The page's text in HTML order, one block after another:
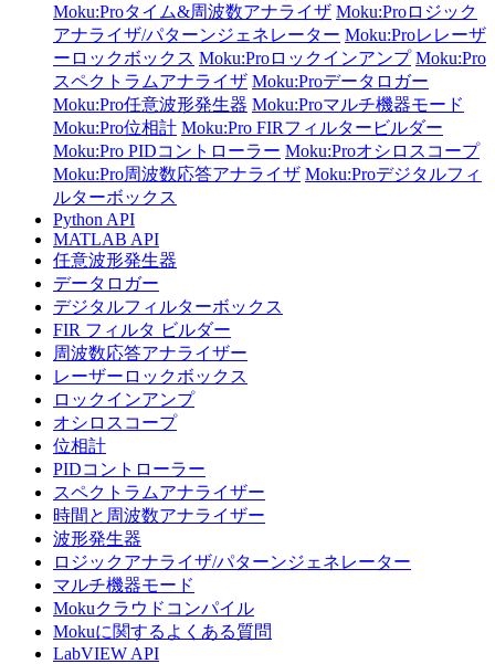
Moku:Proタイム&周波数アナライザ Moku:Proロジック
アナライザ/パターンジェネレーター Moku:Proレレーザ
ーロックボックス Moku:Proロックインアンプ Moku:Pro
スペクトラムアナライザ Moku:Proデータロガー
Moku:Pro任意波形発生器 Moku:Proマルチ機器モード
Moku:Pro位相計 Moku:Pro FIRフィルタービルダー
Moku:Pro PIDコントローラー Moku:Proオシロスコープ
Moku:Pro周波数応答アナライザ Moku:Proデジタルフィ
ルターボックス
Python API
MATLAB API
任意波形発生器
データロガー
デジタルフィルターボックス
FIR フィルタ ビルダー
周波数応答アナライザー
レーザーロックボックス
ロックインアンプ
オシロスコープ
位相計
PIDコントローラー
スペクトラムアナライザー
時間と周波数アナライザー
波形発生器
ロジックアナライザ/パターンジェネレーター
マルチ機器モード
Mokuクラウドコンパイル
Mokuに関するよくある質問
LabVIEW API